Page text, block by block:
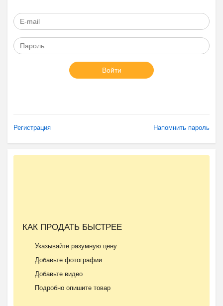
Войти
Регистрация Напомнить пароль
КАК ПРОДАТЬ БЫСТРЕЕ
Указывайте разумную цену
Добавьте фотографии
Добавьте видео
Подробно опишите товар